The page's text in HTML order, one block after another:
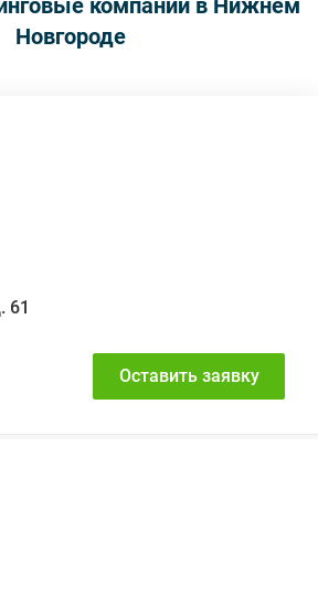
компании в Нижнем
Новгороде
61
Оставить заявку